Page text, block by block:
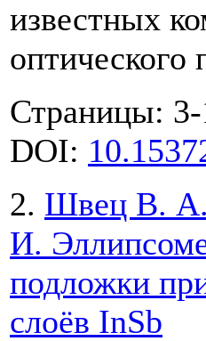
известных
оптического
Страницы: 3-
DOI:
2. Швец В.
И.
подложки
слоёв InSb